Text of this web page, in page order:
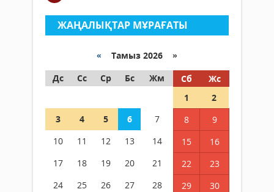
ЖАҢАЛЫҚТАР МҰРАҒАТЫ
« Тамыз 2026 »
Дс
Сс Ср Бс Жм Сб
Жс
1
2
3
4 5 6 7 8
9
10
11 12 13 14 15
16
17
18 19 20 21 22
23
24
25 26 27 28 29
30